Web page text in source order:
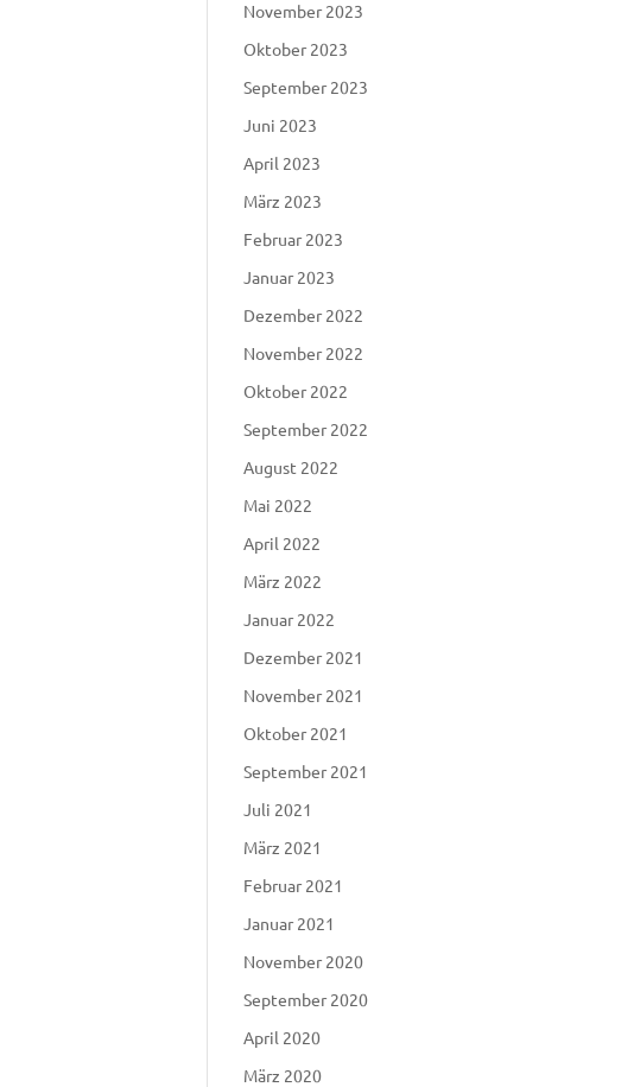
November 2023
Oktober 2023
September 2023
Juni 2023
April 2023
März 2023
Februar 2023
Januar 2023
Dezember 2022
November 2022
Oktober 2022
September 2022
August 2022
Mai 2022
April 2022
März 2022
Januar 2022
Dezember 2021
November 2021
Oktober 2021
September 2021
Juli 2021
März 2021
Februar 2021
Januar 2021
November 2020
September 2020
April 2020
März 2020